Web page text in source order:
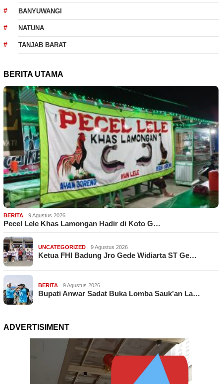
BANYUWANGI
NATUNA
TANJAB BARAT
BERITA UTAMA
BERITA 9 Agustus 2026
Pecel Lele Khas Lamongan Hadir di Koto G…
UNCATEGORIZED 9 Agustus 2026
Ketua FHI Badung Jro Gede Widiarta ST Ge…
BERITA 9 Agustus 2026
Bupati Anwar Sadat Buka Lomba Sauk’an La…
ADVERTISIMENT